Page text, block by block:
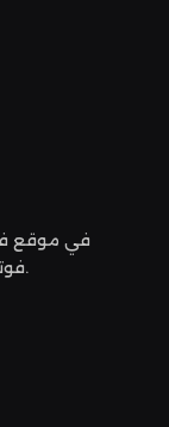
في موقع
فوتبول مانجر من نصائح كروية وتكتيكات عصرية.